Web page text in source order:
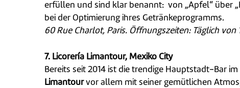
erfüllen und sind klar benannt: von „Apfel“ über
bei der Optimierung ihres Getränkeprogramms.
60 Rue Charlot, Paris. Öffnungszeiten: Täglich von
7. Licorería Limantour, Mexiko City
Bereits seit 2014 ist die trendige Hauptstadt-Bar
Limantourvor allem mit seiner gemütlichen